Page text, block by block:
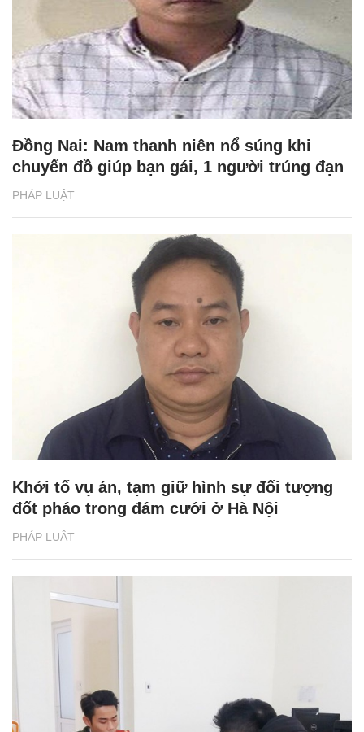
PHÁP LUẬT
Đồng Nai: Nam thanh niên nổ súng khi
chuyển đồ giúp bạn gái, 1 người trúng đạn
PHÁP LUẬT
Khởi tố vụ án, tạm giữ hình sự đối tượng
đốt pháo trong đám cưới ở Hà Nội